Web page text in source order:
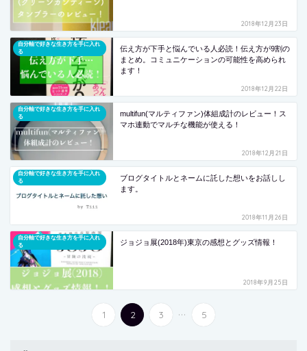
2018年12月23日
自分軸で好きな生き方を手に入れ
る
伝え方が下手と悩んでいる人必読！伝え方が9割の
まとめ。コミュニケーションの可能性を高められ
ます！
2018年12月22日
自分軸で好きな生き方を手に入れ
る
multifun(マルティファン)体組成計のレビュー！ス
マホ連動でマルチな機能が使える！
2018年12月21日
自分軸で好きな生き方を手に入れ
る
ブログタイトルとネームに託した想いをお話しし
ます。
2018年11月26日
自分軸で好きな生き方を手に入れ
る
ジョジョ展(2018年)東京の感想とグッズ情報！
2018年9月25日
1 2 3 ... 5